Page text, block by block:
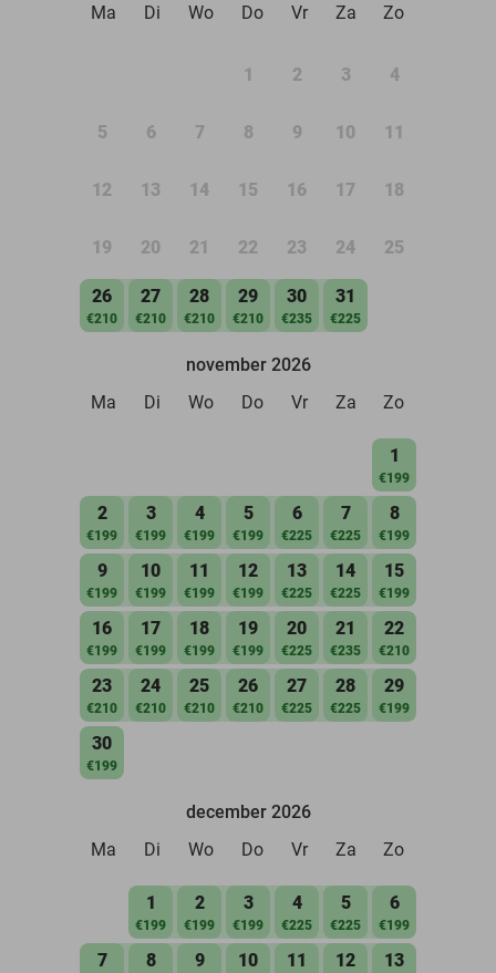
Ma
Di Wo Do Vr Za Zo
1 2 3 4
5 6 7 8 9 10 11
12 13 14 15 16 17 18
19 20 21 22 23 24 25
26
€210
27
€210
28
€210
29
€210
30
€235
31
€225
november 2026
Ma
Di Wo Do Vr Za Zo
1
€199
2
€199
3
€199
4
€199
5
€199
6
€225
7
€225
8
€199
9
€199
10
€199
11
€199
12
€199
13
€225
14
€225
15
€199
16
€199
17
€199
18
€199
19
€199
20
€225
21
€235
22
€210
23
€210
24
€210
25
€210
26
€210
27
€225
28
€225
29
€199
30
€199
december 2026
Ma
Di Wo Do Vr Za Zo
1
€199
2
€199
3
€199
4
€225
5
€225
6
€199
7 8 9 10 11 12 13